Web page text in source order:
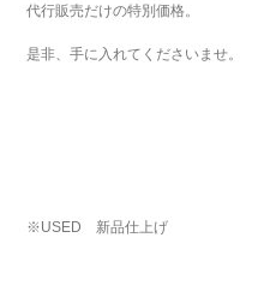
代行販売だけの特別価格。
是非、手に入れてくださいませ。
※USED 新品仕上げ